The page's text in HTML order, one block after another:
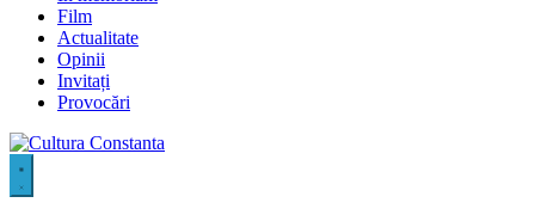
Film
Actualitate
Opinii
Invitați
Provocări